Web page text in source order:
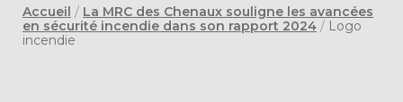
Accueil / La MRC des Chenaux souligne les avancées
en sécurité incendie dans son rapport 2024 / Logo
incendie